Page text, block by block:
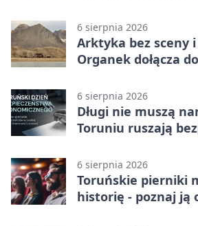
6 sierpnia 2026
Arktyka bez sceny
Organek dołącza
6 sierpnia 2026
Długi nie muszą
Toruniu ruszają
6 sierpnia 2026
Toruńskie pierniki
historię - poznaj ją